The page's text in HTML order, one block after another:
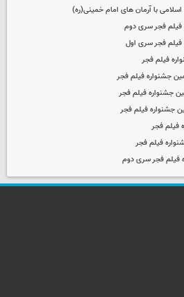
اسلامی با آرمان های امام خمینی(ره)
فیلم فجر سری دوم
فیلم فجر سری اول
فیلم فجر
جشنواره فیلم فجر
جشنواره فیلم فجر
جشنواره فیلم فجر
فیلم فجر
فیلم فجر
فیلم فجر سری دوم